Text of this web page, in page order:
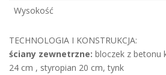
Wysokość
TECHNOLOGIA I KONSTRUKCJA:
ściany zewnetrzne: bloczek z betonu
24 cm , styropian 20 cm, tynk